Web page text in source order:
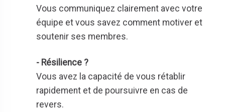
Vous communiquez clairement avec votre
équipe et vous savez comment motiver et
soutenir ses membres.
- Résilience ?
Vous avez la capacité de vous rétablir
rapidement et de poursuivre en cas de
revers.